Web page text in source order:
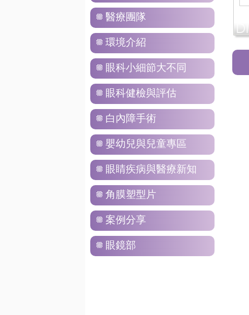
醫療團隊
環境介紹
眼科小細節大不同
眼科健檢與評估
白內障手術
嬰幼兒與兒童專區
眼睛疾病與醫療新知
角膜塑型片
案例分享
眼鏡部